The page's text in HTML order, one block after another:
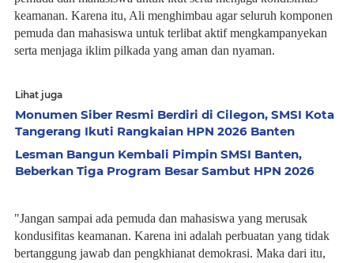
keamanan. Karena itu, Ali menghimbau agar seluruh komponen
pemuda dan mahasiswa untuk terlibat aktif mengkampanyekan
serta menjaga iklim pilkada yang aman dan nyaman.
Lihat juga
Monumen Siber Resmi Berdiri di Cilegon, SMSI Kota
Tangerang Ikuti Rangkaian HPN 2026 Banten
Lesman Bangun Kembali Pimpin SMSI Banten,
Beberkan Tiga Program Besar Sambut HPN 2026
"Jangan sampai ada pemuda dan mahasiswa yang merusak
kondusifitas keamanan. Karena ini adalah perbuatan yang tidak
bertanggung jawab dan pengkhianat demokrasi. Maka dari itu,